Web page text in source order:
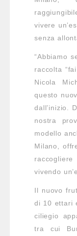
vivere
senza
“Abbiamo
raccolta
Nicola
questo
dall’inizio.
nostra
modello
Milano,
vivendo
Il nuovo
di 10 ettari
ciliegio
tra cui